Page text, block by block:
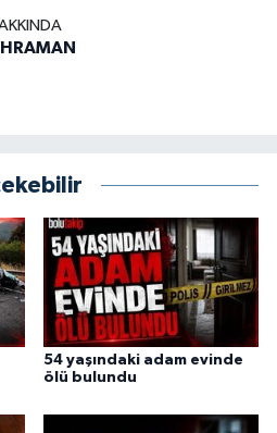
54 yaşındaki adam evinde
ölü bulundu